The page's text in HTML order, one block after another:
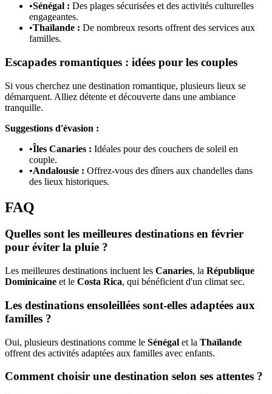
•Sénégal : Des plages sécurisées et des activités culturelles
engageantes.
•Thaïlande : De nombreux resorts offrent des services aux
familles.
Escapades romantiques : idées pour les couples
Si vous cherchez une destination romantique, plusieurs lieux se
démarquent. Alliez détente et découverte dans une ambiance
tranquille.
Suggestions d'évasion :
•Îles Canaries : Idéales pour des couchers de soleil en
couple.
•Andalousie : Offrez-vous des dîners aux chandelles dans
des lieux historiques.
FAQ
Quelles sont les meilleures destinations en février
pour éviter la pluie ?
Les meilleures destinations incluent les Canaries, la République
Dominicaine et le Costa Rica, qui bénéficient d'un climat sec.
Les destinations ensoleillées sont-elles adaptées aux
familles ?
Oui, plusieurs destinations comme le Sénégal et la Thaïlande
offrent des activités adaptées aux familles avec enfants.
Comment choisir une destination selon ses attentes ?